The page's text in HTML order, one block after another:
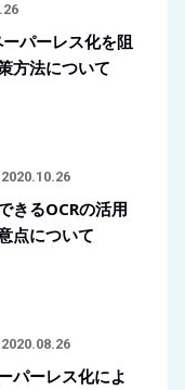
パーレス化を阻
方法について
2020.10.26
きるOCRの活用
点について
2020.08.26
パーレス化によ